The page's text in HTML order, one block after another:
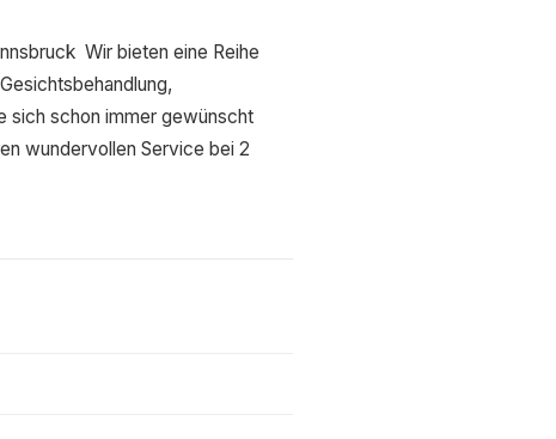
Wir bieten eine Reihe
sich schon immer gewünscht
wundervollen Service bei 2